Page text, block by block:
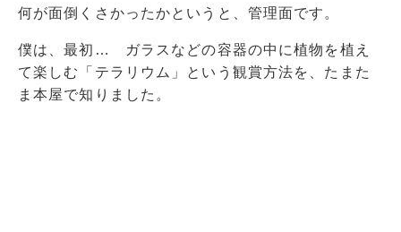
何が面倒くさかったかというと、管理面です。
僕は、最初… ガラスなどの容器の中に植物を植え
て楽しむ「テラリウム」という観賞方法を、たまた
ま本屋で知りました。